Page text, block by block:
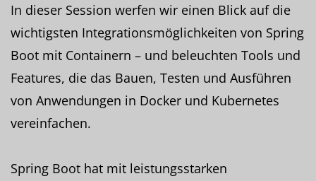
In dieser Session werfen wir einen Blick auf die
wichtigsten Integrationsmöglichkeiten von Spring
Boot mit Containern – und beleuchten Tools und
Features, die das Bauen, Testen und Ausführen
von Anwendungen in Docker und Kubernetes
vereinfachen.
Spring Boot hat mit leistungsstarken